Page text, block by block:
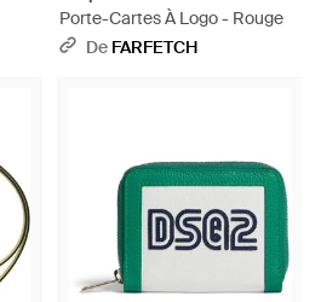
Porte-Cartes À Logo - Rouge
De FARFETCH